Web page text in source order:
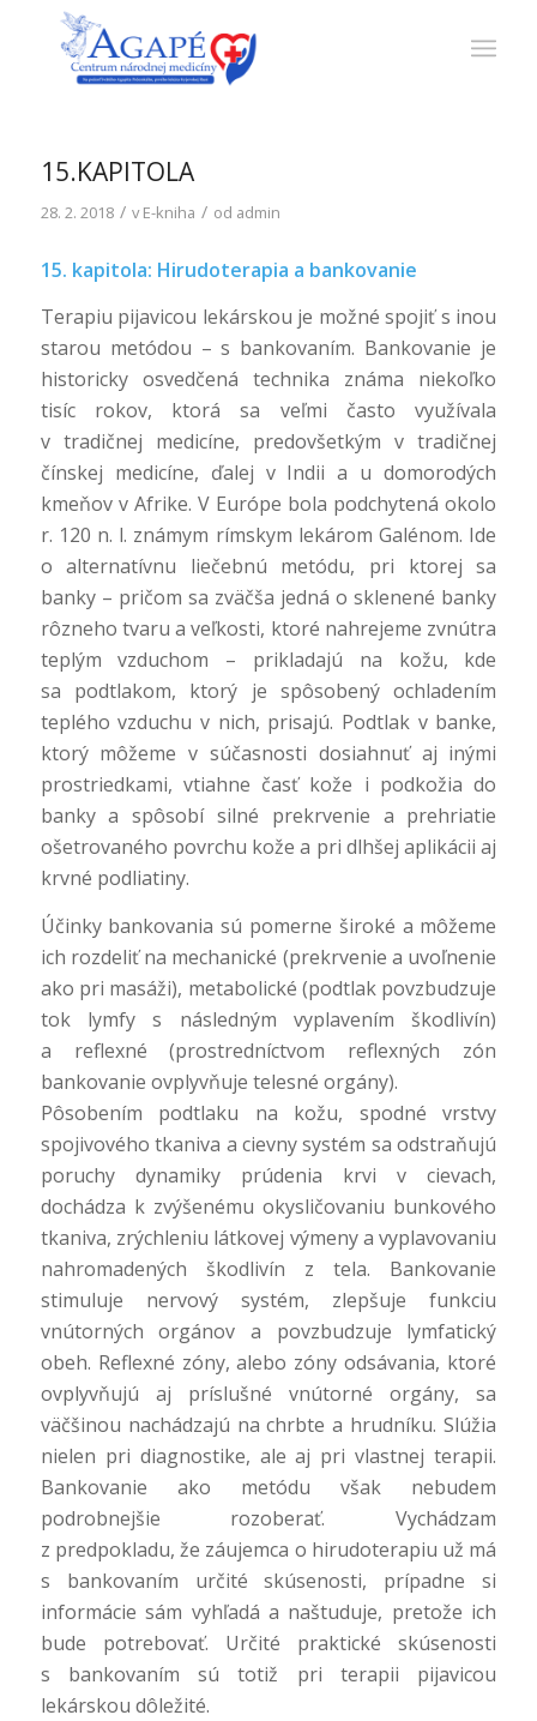
15.KAPITOLA
28. 2. 2018 / vE-kniha / od admin
15. kapitola: Hirudoterapia a bankovanie
Terapiu pijavicou lekárskou je možné spojiť s inou
starou metódou – s bankovaním. Bankovanie je
historicky osvedčená technika známa niekoľko
tisíc rokov, ktorá sa veľmi často využívala
v tradičnej medicíne, predovšetkým v tradičnej
čínskej medicíne, ďalej v Indii a u domorodých
kmeňov v Afrike. V Európe bola podchytená okolo
r. 120 n. l. známym rímskym lekárom Galénom. Ide
o alternatívnu liečebnú metódu, pri ktorej sa
banky – pričom sa zväčša jedná o sklenené banky
rôzneho tvaru a veľkosti, ktoré nahrejeme zvnútra
teplým vzduchom – prikladajú na kožu, kde
sa podtlakom, ktorý je spôsobený ochladením
teplého vzduchu v nich, prisajú. Podtlak v banke,
ktorý môžeme v súčasnosti dosiahnuť aj inými
prostriedkami, vtiahne časť kože i podkožia do
banky a spôsobí silné prekrvenie a prehriatie
ošetrovaného povrchu kože a pri dlhšej aplikácii aj
krvné podliatiny.
Účinky bankovania sú pomerne široké a môžeme
ich rozdeliť na mechanické (prekrvenie a uvoľnenie
ako pri masáži), metabolické (podtlak povzbudzuje
tok lymfy s následným vyplavením škodlivín)
a reflexné (prostredníctvom reflexných zón
bankovanie ovplyvňuje telesné orgány).
Pôsobením podtlaku na kožu, spodné vrstvy
spojivového tkaniva a cievny systém sa odstraňujú
poruchy dynamiky prúdenia krvi v cievach,
dochádza k zvýšenému okysličovaniu bunkového
tkaniva, zrýchleniu látkovej výmeny a vyplavovaniu
nahromadených škodlivín z tela. Bankovanie
stimuluje nervový systém, zlepšuje funkciu
vnútorných orgánov a povzbudzuje lymfatický
obeh. Reflexné zóny, alebo zóny odsávania, ktoré
ovplyvňujú aj príslušné vnútorné orgány, sa
väčšinou nachádzajú na chrbte a hrudníku. Slúžia
nielen pri diagnostike, ale aj pri vlastnej terapii.
Bankovanie ako metódu však nebudem
podrobnejšie rozoberať. Vychádzam
z predpokladu, že záujemca o hirudoterapiu už má
s bankovaním určité skúsenosti, prípadne si
informácie sám vyhľadá a naštuduje, pretože ich
bude potrebovať. Určité praktické skúsenosti
s bankovaním sú totiž pri terapii pijavicou
lekárskou dôležité.